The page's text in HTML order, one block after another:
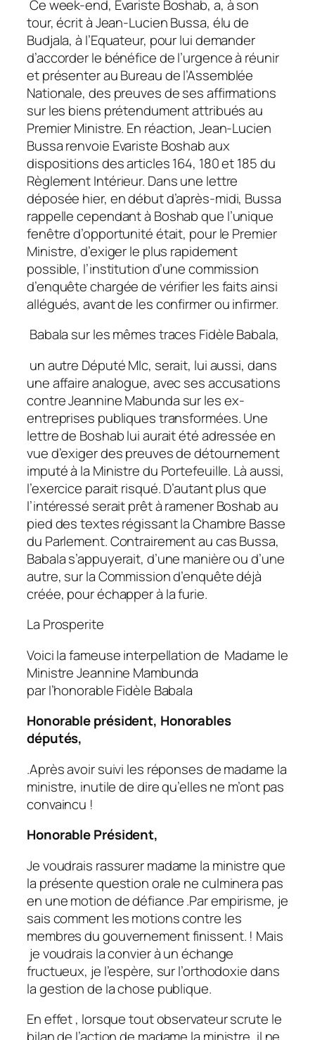
Ce week-end, Evariste Boshab, a, à son
tour, écrit à Jean-Lucien Bussa, élu de
Budjala, à l’Equateur, pour lui demander
d’accorder le bénéfice de l’urgence à réunir
et présenter au Bureau de l’Assemblée
Nationale, des preuves de ses affirmations
sur les biens prétendument attribués au
Premier Ministre. En réaction, Jean-Lucien
Bussa renvoie Evariste Boshab aux
dispositions des articles 164, 180 et 185 du
Règlement Intérieur. Dans une lettre
déposée hier, en début d’après-midi, Bussa
rappelle cependant à Boshab que l’unique
fenêtre d’opportunité était, pour le Premier
Ministre, d’exiger le plus rapidement
possible, l’institution d’une commission
d’enquête chargée de vérifier les faits ainsi
allégués, avant de les confirmer ou infirmer.
Babala sur les mêmes traces Fidèle Babala,
un autre Député Mlc, serait, lui aussi, dans
une affaire analogue, avec ses accusations
contre Jeannine Mabunda sur les ex-
entreprises publiques transformées. Une
lettre de Boshab lui aurait été adressée en
vue d’exiger des preuves de détournement
imputé à la Ministre du Portefeuille. Là aussi,
l’exercice parait risqué. D’autant plus que
l’intéressé serait prêt à ramener Boshab au
pied des textes régissant la Chambre Basse
du Parlement. Contrairement au cas Bussa,
Babala s’appuyerait, d’une manière ou d’une
autre, sur la Commission d’enquête déjà
créée, pour échapper à la furie.
La Prosperite
Voici la fameuse interpellation de Madame le
Ministre Jeannine Mambunda
par l’honorable Fidèle Babala
Honorable président, Honorables
députés,
.Après avoir suivi les réponses de madame la
ministre, inutile de dire qu’elles ne m’ont pas
convaincu !
Honorable Président,
Je voudrais rassurer madame la ministre que
la présente question orale ne culminera pas
en une motion de défiance .Par empirisme, je
sais comment les motions contre les
membres du gouvernement finissent. ! Mais
je voudrais la convier à un échange
fructueux, je l’espère, sur l’orthodoxie dans
la gestion de la chose publique.
En effet , lorsque tout observateur scrute le